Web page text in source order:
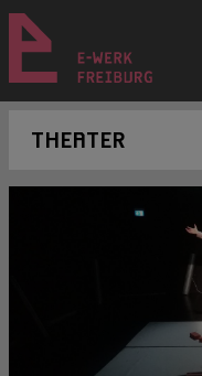
THEATER